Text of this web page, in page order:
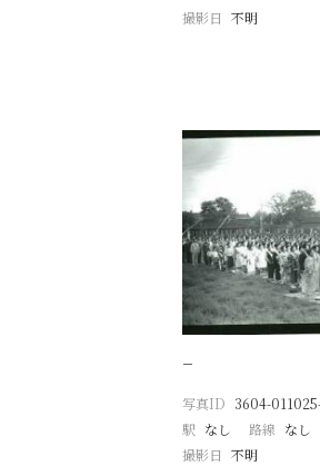
撮影日 不明
−
写真ID 3604-
駅 なし 路線 なし
撮影日 不明